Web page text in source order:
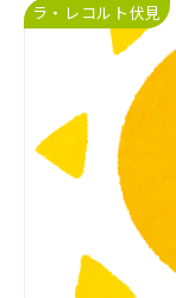
ラ・レコルト伏見